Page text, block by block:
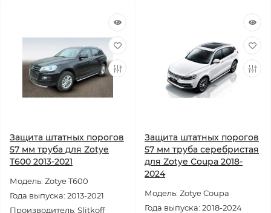
Защита штатных порогов
57 мм труба для Zotye
T600 2013-2021
Модель: Zotye T600
Года выпуска: 2013-2021
Производитель: Slitkoff
Защита штатных порогов
57 мм труба серебристая
для Zotye Coupa 2018-
2024
Модель: Zotye Coupa
Года выпуска: 2018-2024